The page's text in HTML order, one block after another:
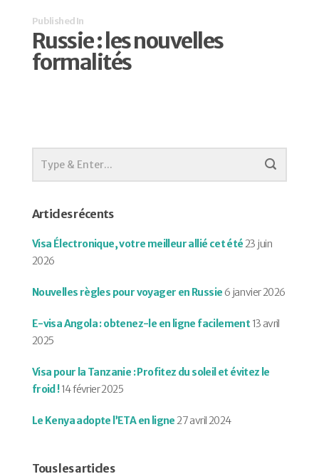
Published In
Russie : les nouvelles
formalités
Articles récents
Visa Électronique, votre meilleur allié cet été23 juin
2026
Nouvelles règles pour voyager en Russie 6 janvier 2026
E-visa Angola : obtenez-le en ligne facilement 13 avril
2025
Visa pour la Tanzanie : Profitez du soleil et évitez le
froid !14 février 2025
Le Kenya adopte l’ETA en ligne27 avril 2024
Tous les articles